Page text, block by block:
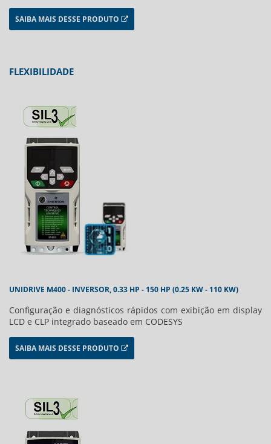
SAIBA MAIS DESSE PRODUTO
FLEXIBILIDADE
UNIDRIVE M400 - INVERSOR, 0.33 HP - 150 HP (0.25 KW - 110 KW)
Configuração e diagnósticos rápidos com exibição em display
LCD e CLP integrado baseado em CODESYS
SAIBA MAIS DESSE PRODUTO